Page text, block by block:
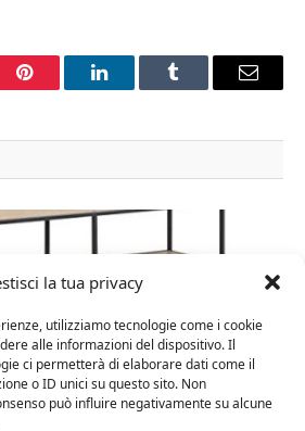
la tua privacy
utilizziamo tecnologie come i cookie
alle informazioni del dispositivo. Il
ci permetterà di elaborare dati come il
o ID unici su questo sito. Non
può influire negativamente su alcune
Pinterest LinkedInTumblr Email